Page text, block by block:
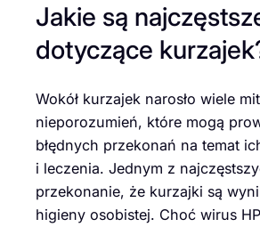
Jakie są
dotyczące
Wokół kurzajek narosło wiele
nieporozumień, które mogą
błędnych przekonań na temat
i leczenia. Jednym z
przekonanie, że kurzajki są
higieny osobistej. Choć wirus